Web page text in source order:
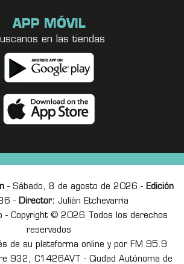
APP MÓVIL
en las tiendas
- Sábado, 8 de agosto de 2026 - Edición
- Director: Julián Etchevarria
- Copyright © 2026 Todos los derechos
reservados
de su plataforma online y por FM 95.9
932, C1426AVT - Ciudad Autónoma de